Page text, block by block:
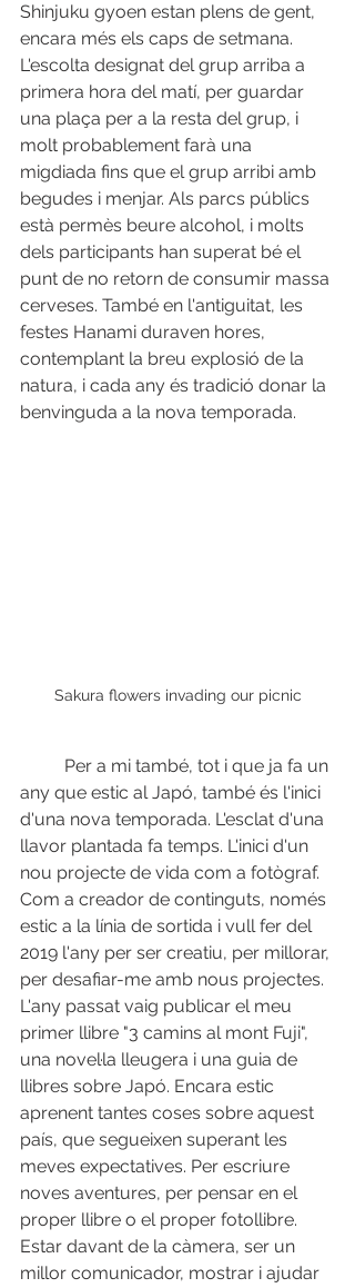
Shinjuku gyoen estan plens de gent,
encara més els caps de setmana.
L'escolta designat del grup arriba a
primera hora del matí, per guardar
una plaça per a la resta del grup, i
molt probablement farà una
migdiada fins que el grup arribi amb
begudes i menjar. Als parcs públics
està permès beure alcohol, i molts
dels participants han superat bé el
punt de no retorn de consumir massa
cerveses. També en l'antiguitat, les
festes Hanami duraven hores,
contemplant la breu explosió de la
natura, i cada any és tradició donar la
benvinguda a la nova temporada.
Sakura flowers invading our picnic
any que estic al Japó, també és l'inici
d'una nova temporada. L'esclat d'una
llavor plantada fa temps. L'inici d'un
nou projecte de vida com a fotògraf.
Com a creador de continguts, només
estic a la línia de sortida i vull fer del
2019 l'any per ser creatiu, per millorar,
per desafiar-me amb nous projectes.
L'any passat vaig publicar el meu
primer llibre "3 camins al mont Fuji",
una novel·la lleugera i una guia de
llibres sobre Japó. Encara estic
aprenent tantes coses sobre aquest
país, que segueixen superant les
meves expectatives. Per escriure
noves aventures, per pensar en el
proper llibre o el proper fotollibre.
Estar davant de la càmera, ser un
millor comunicador, mostrar i ajudar